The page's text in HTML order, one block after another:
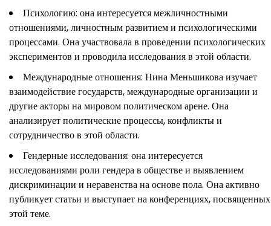
Психологию: она интересуется межличностными
отношениями, личностным развитием и психологическими
процессами. Она участвовала в проведении психологических
экспериментов и проводила исследования в этой области.
Международные отношения: Нина Меньшикова изучает
взаимодействие государств, международные организации и
другие акторы на мировом политическом арене. Она
анализирует политические процессы, конфликты и
сотрудничество в этой области.
Гендерные исследования: она интересуется
исследованиями роли гендера в обществе и выявлением
дискриминации и неравенства на основе пола. Она активно
публикует статьи и выступает на конференциях, посвященных
этой теме.